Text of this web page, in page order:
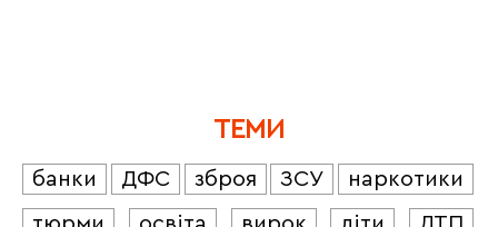
ТЕМИ
банки ДФС зброя ЗСУ
наркотики